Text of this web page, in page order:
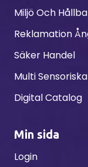
Miljö Och
Reklamation
Säker Handel
Multi
Digital Catalog
Min sida
Login